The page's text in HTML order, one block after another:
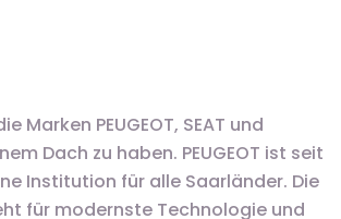
Marken PEUGEOT, SEAT und
Dach zu haben. PEUGEOT ist seit
Institution für alle Saarländer. Die
für modernste Technologie und